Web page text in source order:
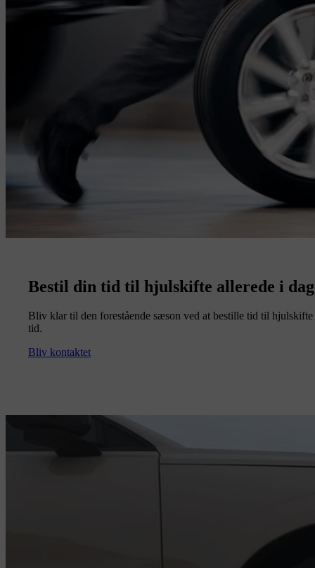
Bestil din tid til hjulskifte allerede i dag
Bliv klar til den forestående sæson ved at bestille tid til
tid.
Bliv kontaktet